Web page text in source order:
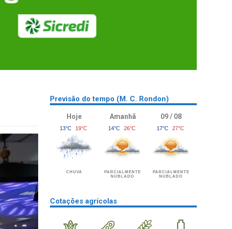
Previsão do tempo (M. C. Rondon)
Hoje
13°C 19°C
CHUVA
Amanhã
14°C 26°C
PARCIALMENTE
NUBLADO
09 / 08
17°C 27°C
PARCIALMENTE
NUBLADO
Cotações agrícolas